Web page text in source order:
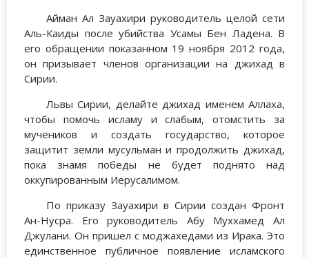
Айман Ал Зауахири руководитель целой сети
Аль-Каиды после убийства Усамы Бен Ладена. В
его обращении показанном 19 ноября 2012 года,
он призывает членов организации на джихад в
Сирии.
Львы Сирии, делайте джихад именем Аллаха,
чтобы помочь исламу и слабым, отомстить за
мучеников и создать государство, которое
защитит земли мусульман и продолжить джихад,
пока знамя победы не будет поднято над
оккупированным Иерусалимом.
По приказу Зауахири в Сирии создан Фронт
Ан-Нусра. Его руководитель Абу Муххамед Ал
Джулани. Он пришел с моджахедами из Ирака. Это
единственное публичное появление исламского